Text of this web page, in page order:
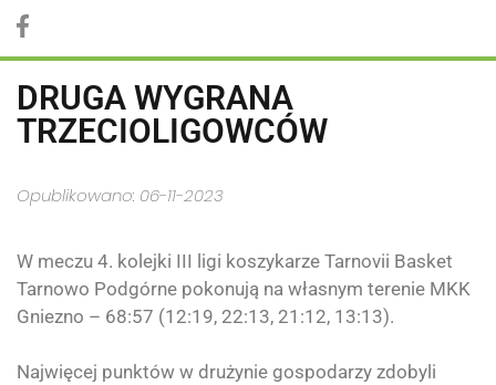
DRUGA WYGRANA
TRZECIOLIGOWCÓW
Opublikowano: 06-11-2023
W meczu 4. kolejki III ligi koszykarze Tarnovii Basket
Tarnowo Podgórne pokonują na własnym terenie MKK
Gniezno – 68:57 (12:19, 22:13, 21:12, 13:13).
Najwięcej punktów w drużynie gospodarzy zdobyli